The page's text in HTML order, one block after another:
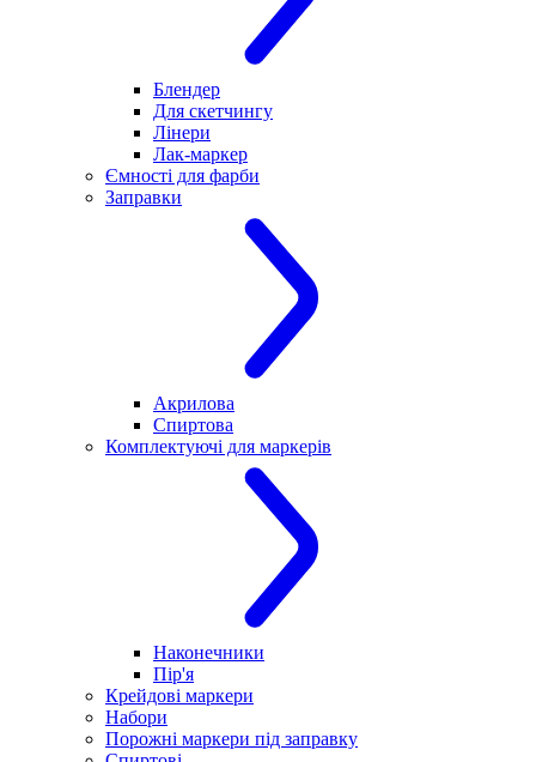
Блендер
Для скетчингу
Лінери
Лак-маркер
Ємності для фарби
Заправки
Акрилова
Спиртова
Комплектуючі для маркерів
Наконечники
Пір'я
Крейдові маркери
Набори
Порожні маркери під заправку